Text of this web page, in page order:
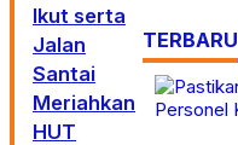
Ikut serta
Jalan
Santai
Meriahkan
HUT
TERBARU